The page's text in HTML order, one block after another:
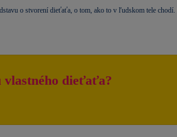
o stvorení dieťaťa, o tom, ako to v ľudskom tele
vlastného dieťaťa?